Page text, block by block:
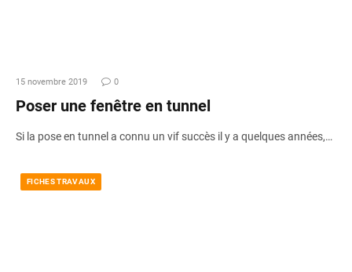
15 novembre 2019 0
Poser une fenêtre en tunnel
Si la pose en tunnel a connu un vif succès il y a quelques années,…
FICHES TRAVAUX